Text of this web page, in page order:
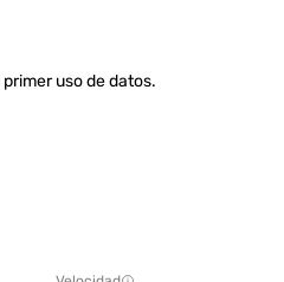
uso de datos.